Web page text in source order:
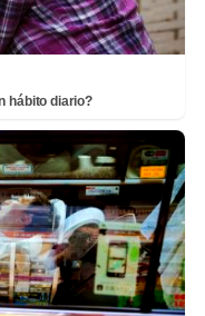
hábito diario?